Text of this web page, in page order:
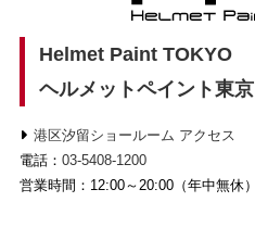
Helmet Paint TOKYO
ヘルメットペイント東京
港区汐留ショールーム アクセス
電話： 03-5408-1200
営業時間：12:00～20:00（年中無休）